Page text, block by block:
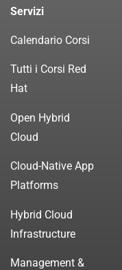
Servizi
Calendario Corsi
Tutti i Corsi Red
Hat
Open Hybrid
Cloud
Cloud-Native App
Platforms
Hybrid Cloud
Infrastructure
Management &